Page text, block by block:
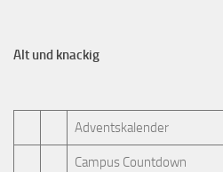
Alt und knackig
Adventskalender
Campus Countdown